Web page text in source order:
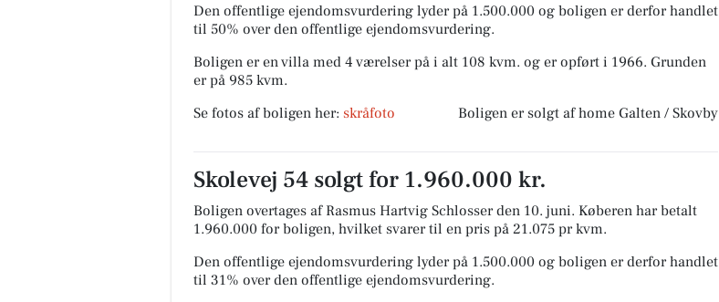
Den offentlige ejendomsvurdering lyder på 1.500.000 og boligen er derfor handlet
til 50% over den offentlige ejendomsvurdering.
Boligen er en villa med 4 værelser på i alt 108 kvm. og er opført i 1966. Grunden
er på 985 kvm.
Se fotos af boligen her: skråfoto Boligen er solgt af home Galten / Skovby
Skolevej 54 solgt for 1.960.000 kr.
Boligen overtages af Rasmus Hartvig Schlosser den 10. juni. Køberen har betalt
1.960.000 for boligen, hvilket svarer til en pris på 21.075 pr kvm.
Den offentlige ejendomsvurdering lyder på 1.500.000 og boligen er derfor handlet
til 31% over den offentlige ejendomsvurdering.